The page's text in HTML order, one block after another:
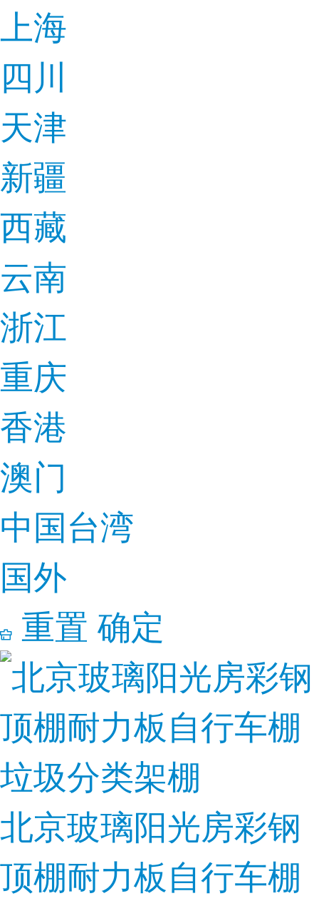
上海
四川
天津
新疆
西藏
云南
浙江
重庆
香港
澳门
中国台湾
国外
重置 确定
北京玻璃阳光房彩钢
顶棚耐力板自行车棚